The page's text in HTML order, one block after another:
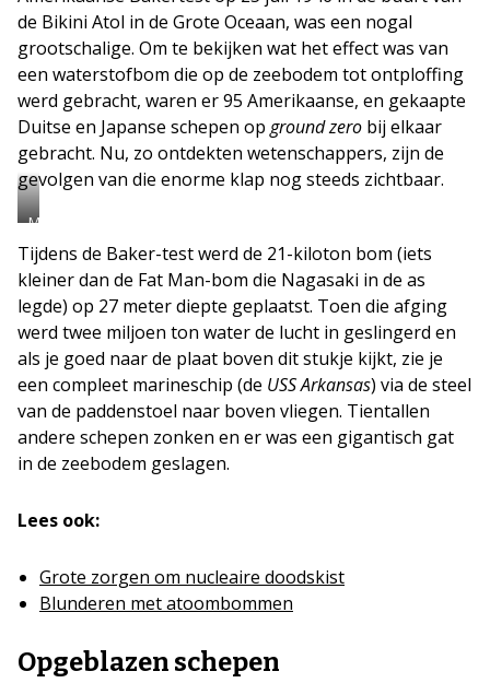
de Bikini Atol in de Grote Oceaan, was een nogal
grootschalige. Om te bekijken wat het effect was van
een waterstofbom die op de zeebodem tot ontploffing
werd gebracht, waren er 95 Amerikaanse, en gekaapte
Duitse en Japanse schepen op ground zero bij elkaar
gebracht. Nu, zo ontdekten wetenschappers, zijn de
gevolgen van die enorme klap nog steeds zichtbaar.
Met
sonarapparatuur
werd
de
zeebodem
in
de
buurt
van
de
Bikini-
atol
in
beeld
Tijdens de Baker-test werd de 21-kiloton bom (iets
kleiner dan de Fat Man-bom die Nagasaki in de as
legde) op 27 meter diepte geplaatst. Toen die afging
werd twee miljoen ton water de lucht in geslingerd en
als je goed naar de plaat boven dit stukje kijkt, zie je
een compleet marineschip (de USS Arkansas) via de steel
van de paddenstoel naar boven vliegen. Tientallen
andere schepen zonken en er was een gigantisch gat
in de zeebodem geslagen.
Lees ook:
Grote zorgen om nucleaire doodskist
Blunderen met atoombommen
Opgeblazen schepen